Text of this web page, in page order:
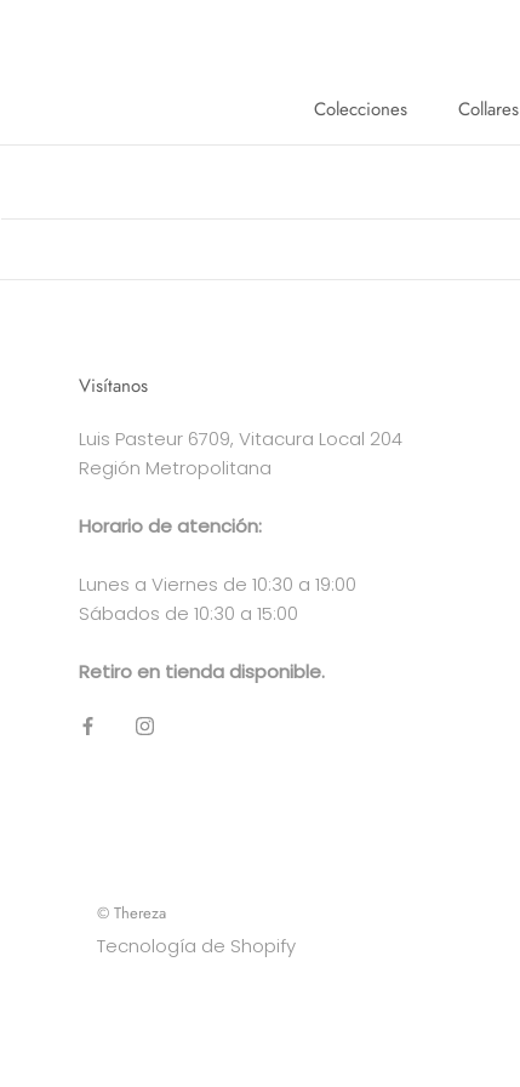
Colecciones
Collares
Visítanos
Luis Pasteur 6709, Vitacura Local 204
Región Metropolitana
Horario de atención:
Lunes a Viernes de 10:30 a 19:00
Sábados de 10:30 a 15:00
Retiro en tienda disponible.
© Thereza
Tecnología de Shopify